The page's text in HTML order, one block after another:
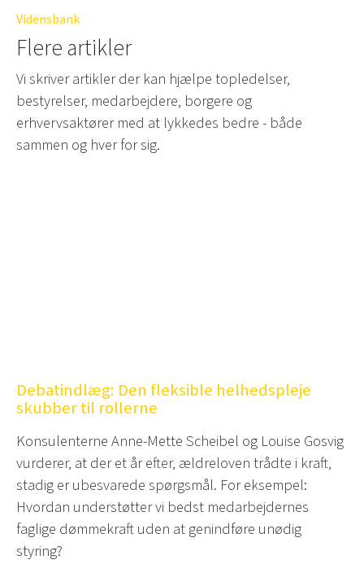
Vidensbank
Flere artikler
Vi skriver artikler der kan hjælpe topledelser,
bestyrelser, medarbejdere, borgere og
erhvervsaktører med at lykkedes bedre - både
sammen og hver for sig.
Debatindlæg: Den fleksible helhedspleje
skubber til rollerne
Konsulenterne Anne-Mette Scheibel og Louise Gosvig
vurderer, at der et år efter, ældreloven trådte i kraft,
stadig er ubesvarede spørgsmål. For eksempel:
Hvordan understøtter vi bedst medarbejdernes
faglige dømmekraft uden at genindføre unødig
styring?